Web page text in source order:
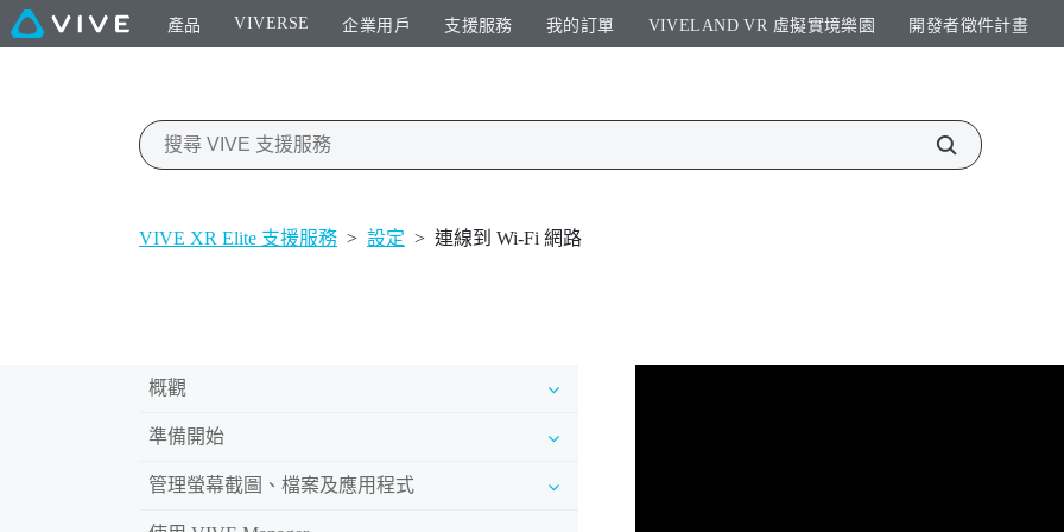
產品 VIVERSE 企業用戶 支援服務 我的訂單 VIVELAND VR 虛擬實境樂園​ 開發者徵件計畫​
VIVE XR Elite 支援服務 > 設定 > 連線到 Wi‍-Fi 網路
概觀
準備開始
管理螢幕截圖、檔案及應用程式